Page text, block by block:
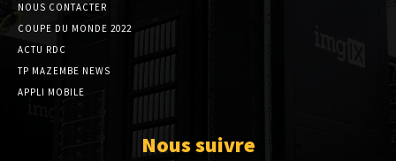
NOUS CONTACTER
COUPE DU MONDE 2022
ACTU RDC
TP MAZEMBE NEWS
APPLI MOBILE
Nous suivre